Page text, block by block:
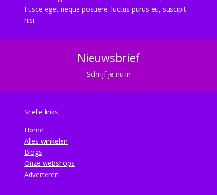
Fusce eget neque posuere, luctus purus eu, suscipit
nisi.
Nieuwsbrief
Schrijf je nu in
Snelle links
Home
Alles winkelen
Blogs
Onze webshops
Adverteren